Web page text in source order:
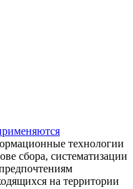
технологии
сбора, систематизации
на территории